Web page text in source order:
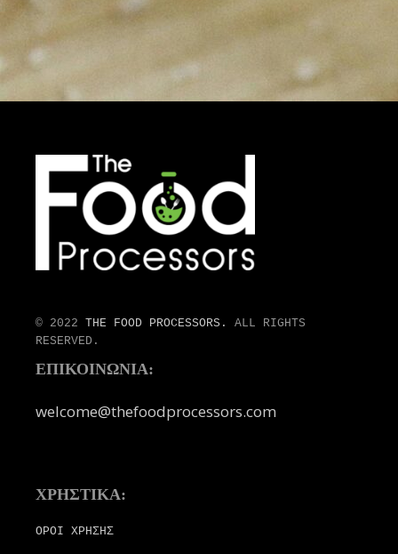
© 2022THE FOOD PROCESSORS.
ALL RIGHTS
RESERVED.
ΕΠΙΚΟΙΝΩΝΙΑ:
welcome@thefoodprocessors.com
ΧΡΗΣΤΙΚΑ:
ΟΡΟΙ ΧΡΗΣΗΣ